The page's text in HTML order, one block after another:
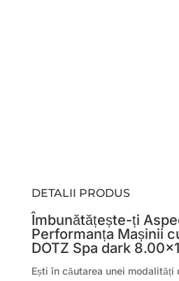
DETALII PRODUS
Îmbunătățește-ți
Performanța Mașinii
DOTZ Spa dark
Ești în căutarea unei modalități